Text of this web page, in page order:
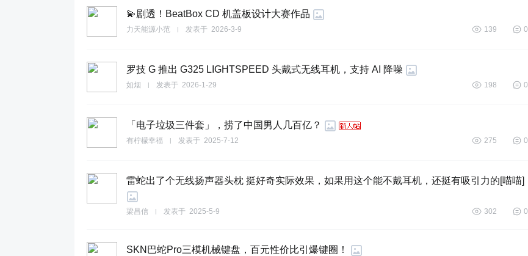
💫剧透！BeatBox CD 机盖板设计大赛作品
力天能源小范 发表于 2026-3-9 139 0
罗技 G 推出 G325 LIGHTSPEED 头戴式无线耳机，支持 AI 降噪
如烟 发表于 2026-1-29 198 0
「电子垃圾三件套」，捞了中国男人几百亿？
有柠檬幸福 发表于 2025-7-12 275 0
雷蛇出了个无线扬声器头枕 挺好奇实际效果，如果用这个能不戴耳机，还挺有吸引力的[喵喵] ​
梁昌信 发表于 2025-5-9 302 0
SKN巴蛇Pro三模机械键盘，百元性价比引爆键圈！